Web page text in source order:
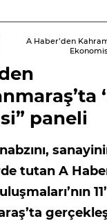
A Haber’den
paneli
tutan A